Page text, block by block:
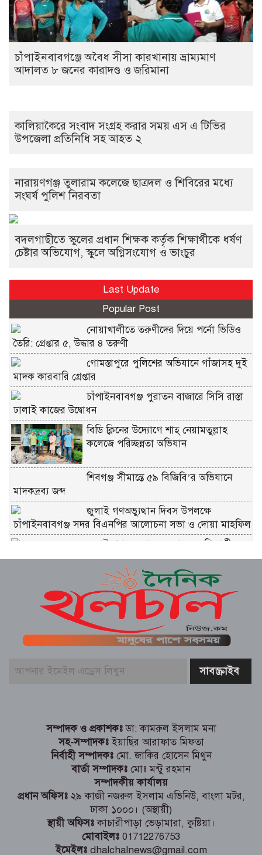
চাঁপাইনবাবগঞ্জে অবৈধ সীসা কারখানায় ভ্রাম্যমাণ
আদালত ৮ জনের কারাদণ্ড ও জরিমানা
কালিয়াকৈরে সংবাদ সংগ্রহ করার সময় এস এ টিভির
উপজেলা প্রতিনিধি সহ আহত ২
নারায়ণগঞ্জ তুলারাম কলেজে ছাত্রদল ও শিবিরের মধ্যে
সংঘর্ষ পুলিশ নিরবতা
বদলগাছীতে স্কুলের প্রধান শিক্ষক কর্তৃক শিক্ষার্থীকে ধর্ষণ
চেষ্টার অভিযোগ, স্কুলে অগ্নিসংযোগ ও ভাংচুর
Last Update
Popular Post
নোয়াখালীতে তরুণীদের দিয়ে পর্নো ভিডিও
তৈরি: গ্রেপ্তার ৫, উদ্ধার ৪ তরুণী
গোমস্তাপুরে পুলিশের অভিযানে গাঁজাসহ দুই
মাদক কারবারি গ্রেপ্তার
চাঁপাইনবাবগঞ্জ পুরাতন বাজারে সিসি রাস্তা
ঢালাই কাজের উদ্বোধন
বিডি ক্লিনের উদ্যোগে শাহ্ নেয়ামতুল্লাহ
কলেজে পরিচ্ছন্নতা অভিযান
শিবগঞ্জ সীমান্তে ৫৯ বিজিবি’র অভিযানে
মাদকদ্রব্য জব্দ
জুলাই গণঅভ্যুত্থান দিবস উপলক্ষে
চাঁপাইনবাবগঞ্জ সদর বিএনপির আলোচনা সভা ও দোয়া মাহফিল
জুলাই গণঅভ্যুত্থান স্মরণে ৩০০ শিক্ষার্থীদের
মাঝে গাছে চারা বিতরণ করেন
ধুনটে মোবাইল কোর্টে ৩২টি চায়না দুয়ারী
জাল জব্দ, পুড়িয়ে ধ্বংস
ফকিরনগরে মাদকবিরোধী অভিযানে ভারতীয়
পাতার বিড়ি জব্দ
ড্রাম বাজিয়ে ঝুঁকিপূর্ণ মহাসড়ক পারাপার,
বীরগঞ্জে শিক্ষার্থীদের নিরাপত্তায় ব্যতিক্রমী
সম্পাদক ও প্রকাশকঃডা: কামরুল ইসলাম মনা
সহ-সম্পাদকঃইয়াছির আরাফাত মিফতা
নির্বাহী সম্পাদকঃমো. জাকির হোসেন মিথুন
বার্তা সম্পাদকঃ মোঃ মন্টু রহমান
সম্পাদকীয় কার্যালয়
প্রধান অফিসঃ২৯ কাজী নজরুল ইসলাম এভিনিউ, বাংলা মটর,
ঢাকা ১০০০। (অস্থায়ী)
স্থায়ী অফিসঃকাচারীপাড়া ভেড়ামারা, কুষ্টিয়া।
মোবাইলঃ 01712276753
ইমেইলঃdhalchalnews@gmail.com